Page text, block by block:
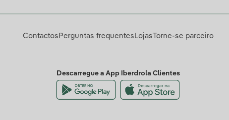
Contactos Perguntas frequentes LojasTorne-se parceiro
Descarregue a App Iberdrola Clientes